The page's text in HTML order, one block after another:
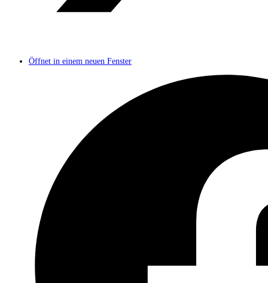
Öffnet in einem neuen Fenster